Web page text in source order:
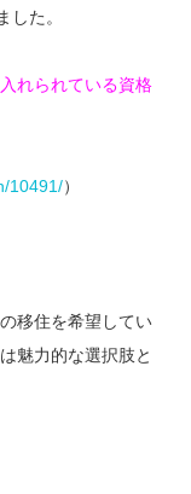
した。
れられている資格
10491/）
移住を希望してい
魅力的な選択肢と